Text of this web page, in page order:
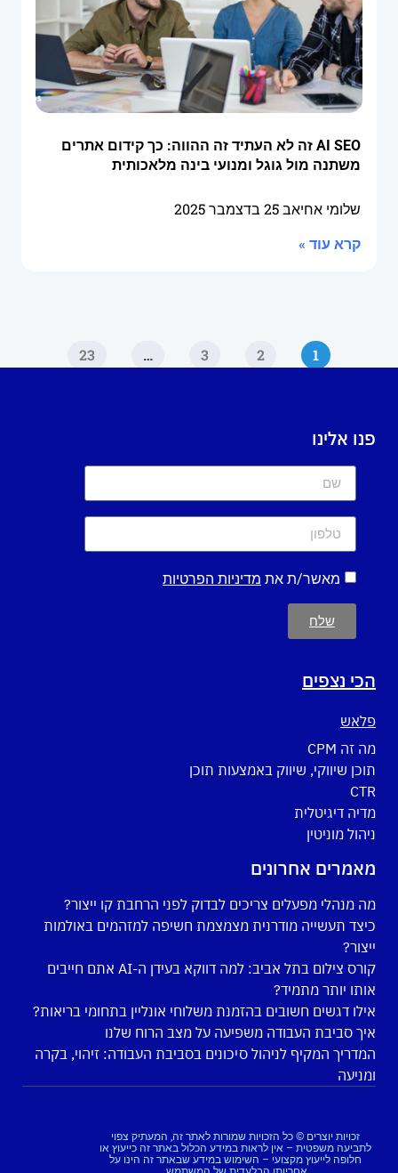
AI SEO זה לא העתיד זה ההווה: כך קידום אתרים
משתנה מול גוגל ומנועי בינה מלאכותית
שלומי אחיאב25 בדצמבר 2025
קרא עוד »
1
2
3
…
23
פנו אלינו
מאשר/ת את מדיניות הפרטיות
שלח
הכי נצפים
פלאש
מה זה CPM
תוכן שיווקי, שיווק באמצעות תוכן
CTR
מדיה דיגיטלית
ניהול מוניטין
מאמרים אחרונים
מה מנהלי מפעלים צריכים לבדוק לפני הרחבת קו ייצור?
כיצד תעשייה מודרנית מצמצמת חשיפה למזהמים באולמות
ייצור?
קורס צילום בתל אביב: למה דווקא בעידן ה-AI אתם חייבים
אותו יותר מתמיד?
אילו דגשים חשובים בהזמנת משלוחי אונליין בתחומי בריאות?
איך סביבת העבודה משפיעה על מצב הרוח שלנו
המדריך המקיף לניהול סיכונים בסביבת העבודה: זיהוי, בקרה
ומניעה
זכויות יוצרים © כל הזכויות שמורות לאתר זה, המעתיק צפוי
לתביעה משפטית – אין לראות במידע הכלול באתר זה כייעוץ או
חלופה לייעוץ מקצועי – השימוש במידע שבאתר זה הינו על